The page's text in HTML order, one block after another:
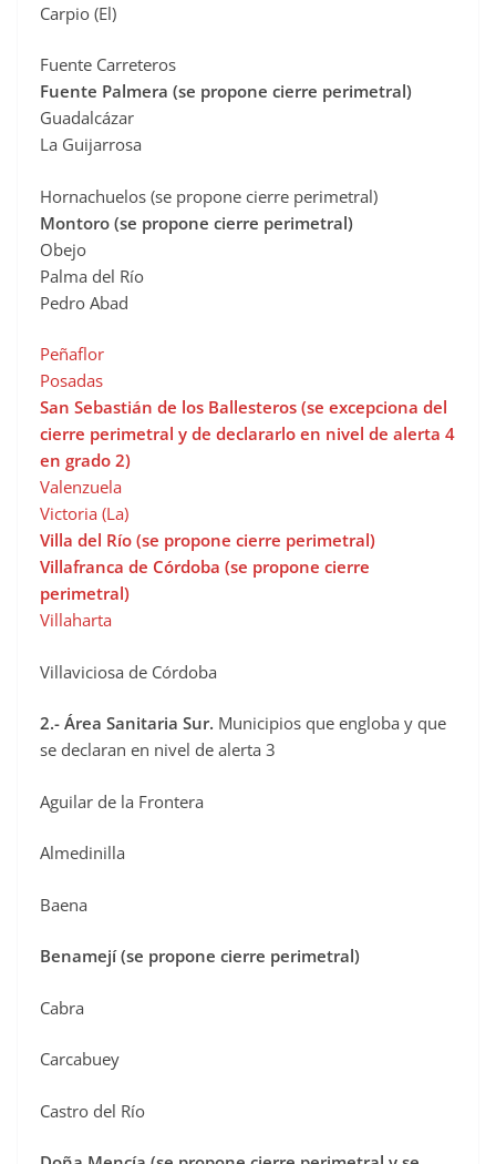
Carpio (El)
Fuente Carreteros
Fuente Palmera (se propone cierre perimetral)
Guadalcázar
La Guijarrosa
Hornachuelos (se propone cierre perimetral)
Montoro (se propone cierre perimetral)
Obejo
Palma del Río
Pedro Abad
Peñaflor
Posadas
San Sebastián de los Ballesteros (se excepciona del
cierre perimetral y de declararlo en nivel de alerta 4
en grado 2)
Valenzuela
Victoria (La)
Villa del Río (se propone cierre perimetral)
Villafranca de Córdoba (se propone cierre
perimetral)
Villaharta
Villaviciosa de Córdoba
2.- Área Sanitaria Sur. Municipios que engloba y que
se declaran en nivel de alerta 3
Aguilar de la Frontera
Almedinilla
Baena
Benamejí (se propone cierre perimetral)
Cabra
Carcabuey
Castro del Río